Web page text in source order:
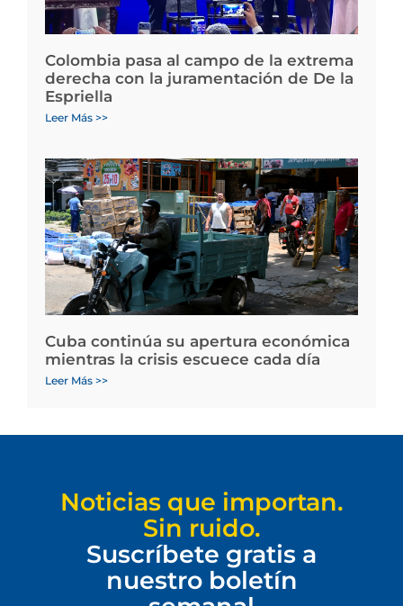
Colombia pasa al campo de la extrema
derecha con la juramentación de De la
Espriella
Leer Más >>
Cuba continúa su apertura económica
mientras la crisis escuece cada día
Leer Más >>
Noticias que importan.
Sin ruido.
Suscríbete gratis a
nuestro boletín